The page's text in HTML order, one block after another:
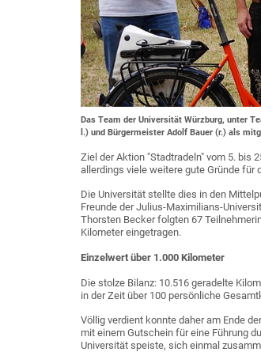
Das Team der Universität Würzburg, unter
l.) und Bürgermeister Adolf Bauer (r.) als
Ziel der Aktion "Stadtradeln" vom 5. bis
allerdings viele weitere gute Gründe für
Die Universität stellte dies in den
Freunde der Julius-Maximilians-
Thorsten Becker folgten 67
Kilometer eingetragen.
Einzelwert über 1.000 Kilometer
Die stolze Bilanz: 10.516 geradelte
in der Zeit über 100 persönliche
Völlig verdient konnte daher am Ende
mit einem Gutschein für eine Führung
Universität speiste, sich einmal